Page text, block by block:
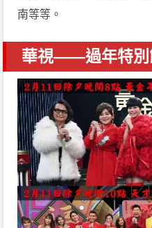
南等等。
華視——過年特別